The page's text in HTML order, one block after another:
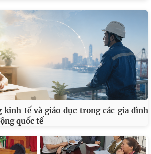
kinh tế và giáo dục trong các gia đình
quốc tế